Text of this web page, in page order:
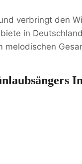
verbringt den
in
melodischen